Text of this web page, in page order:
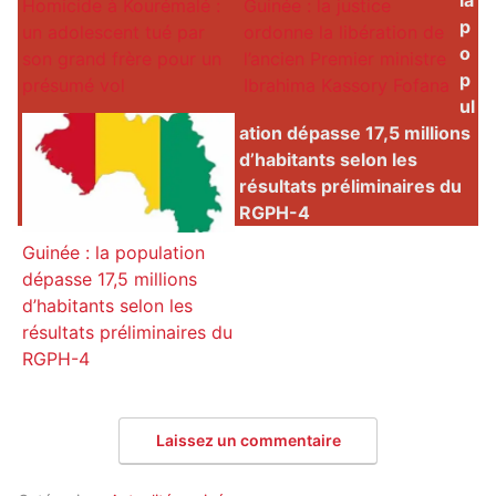
Homicide à Kourémalé :
un adolescent tué par
son grand frère pour un
présumé vol
Guinée : la justice
ordonne la libération de
l’ancien Premier ministre
Ibrahima Kassory Fofana
Guinée : la population
dépasse 17,5 millions
d’habitants selon les
résultats préliminaires du
RGPH-4
p
o
p
ul
ation dépasse 17,5 millions
d’habitants selon les
résultats préliminaires du
RGPH-4
Laissez un commentaire